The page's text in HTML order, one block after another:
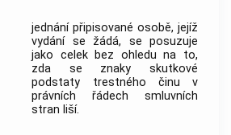
jednání připisované osobě, jejíž
vydání se žádá, se posuzuje
jako celek bez ohledu na to,
zda se znaky skutkové
podstaty trestného činu v
právních řádech smluvních
stran liší.